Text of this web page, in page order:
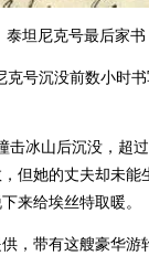
泰坦尼克号最后家书
号沉没前数小时
冰山后沉没，超过
但她的丈夫却未
来给埃丝特取暖。
带有这艘豪华游